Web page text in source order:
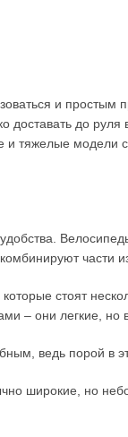
и простым
до
тяжелые модели
части
стоят
– они легкие, но
ведь порой в
широкие, но